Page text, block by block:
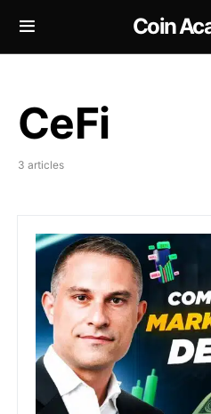
Coin
CeFi
3 articles
Interview Benoit Bosc de